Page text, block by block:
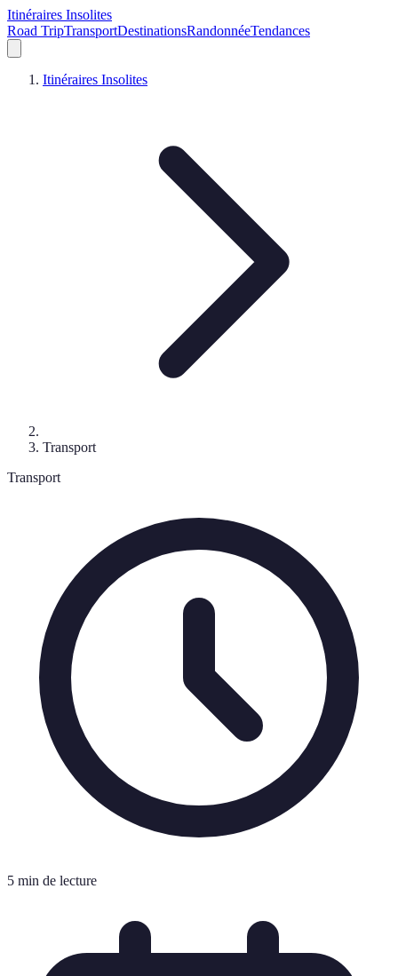
Itinéraires Insolites
Road TripTransportDestinationsRandonnéeTendances
Itinéraires Insolites
Transport
Transport
5 min de lecture